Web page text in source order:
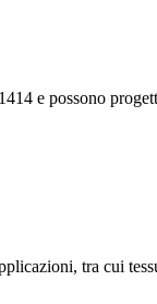
e possono
tra cui